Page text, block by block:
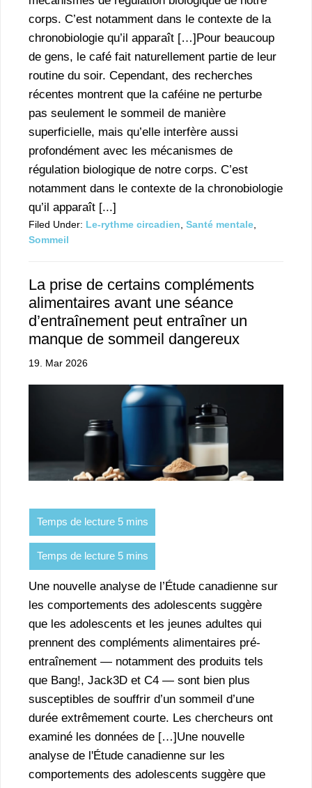
corps. C’est notamment dans le contexte de la
chronobiologie qu’il apparaît […]Pour beaucoup
de gens, le café fait naturellement partie de leur
routine du soir. Cependant, des recherches
récentes montrent que la caféine ne perturbe
pas seulement le sommeil de manière
superficielle, mais qu’elle interfère aussi
profondément avec les mécanismes de
régulation biologique de notre corps. C’est
notamment dans le contexte de la chronobiologie
qu’il apparaît [...]
Filed Under: Le-rythme circadien Santé mentale
Sommeil
La prise de certains compléments
alimentaires avant une séance
d’entraînement peut entraîner un
manque de sommeil dangereux
19. Mar 2026
Une nouvelle analyse de l’Étude canadienne sur
les comportements des adolescents suggère
que les adolescents et les jeunes adultes qui
prennent des compléments alimentaires pré-
entraînement — notamment des produits tels
que Bang!, Jack3D et C4 — sont bien plus
susceptibles de souffrir d’un sommeil d’une
durée extrêmement courte. Les chercheurs ont
examiné les données de […]Une nouvelle
analyse de l'Étude canadienne sur les
comportements des adolescents suggère que